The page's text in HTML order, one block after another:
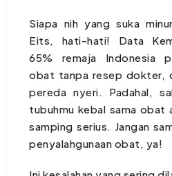
Siapa nih yang suka
Eits, hati-hati! Data
65% remaja Indonesia
obat tanpa resep dokter,
pereda nyeri. Padahal,
tubuhmu kebal sama obat
samping serius. Jangan
penyalahgunaan obat, ya!